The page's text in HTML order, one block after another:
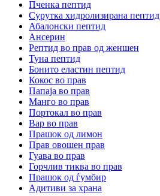
Пченка пептид
Сурутка хидролизирана пептид
Абалонски пептид
Ансерин
Pептид во прав од женшен
Туна пептид
Бонито еластин пептид
Кокос во прав
Папаја во прав
Манго во прав
Портокал во прав
Вар во прав
Прашок од лимон
Прав овошен прав
Гуава во прав
Горчлив тиква во прав
Прашок од ѓумбир
Адитиви за храна